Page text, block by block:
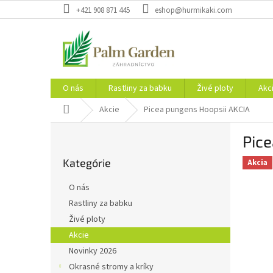
na
+421 908 871 445 eshop@hurmikaki.com
O nás Rastliny za babku Živé ploty
DomovAkcie Picea pungens Hoopsii AKCIA
kategórie
Kategórie
O nás
Rastliny za babku
Živé ploty
Akcie
Novinky 2026
Okrasné stromy a kríky
Akcia